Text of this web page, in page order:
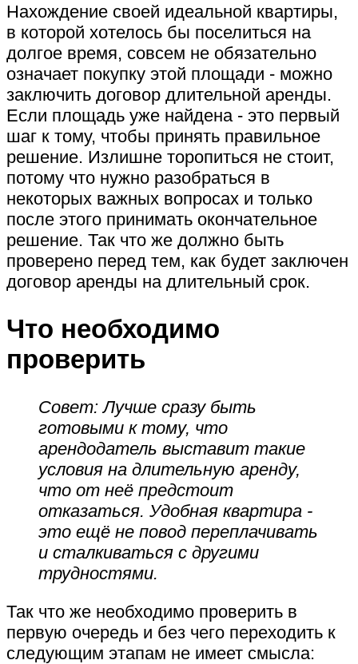
Нахождение своей идеальной квартиры,
в которой хотелось бы поселиться на
долгое время, совсем не обязательно
означает покупку этой площади - можно
заключить договор длительной аренды.
Если площадь уже найдена - это первый
шаг к тому, чтобы принять правильное
решение. Излишне торопиться не стоит,
потому что нужно разобраться в
некоторых важных вопросах и только
после этого принимать окончательное
решение. Так что же должно быть
проверено перед тем, как будет заключен
договор аренды на длительный срок.
Что необходимо
проверить
Совет:Лучше сразу быть
готовыми к тому, что
арендодатель выставит такие
условия на длительную аренду,
что от неё предстоит
отказаться. Удобная квартира -
это ещё не повод переплачивать
и сталкиваться с другими
трудностями.
Так что же необходимо проверить в
первую очередь и без чего переходить к
следующим этапам не имеет смысла: